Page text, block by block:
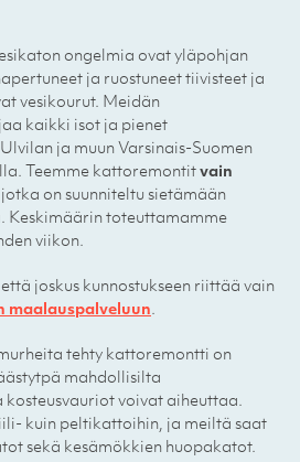
ongelmia ovat yläpohjan
ja ruostuneet tiivisteet ja
vesikourut. Meidän
kaikki isot ja pienet
ja muun Varsinais-Suomen
Teemme kattoremontit vain
jotka on suunniteltu sietämään
Keskimäärin toteuttamamme
viikon.
joskus kunnostukseen riittää vain
maalauspalveluun.
tehty kattoremontti on
mahdollisilta
voivat aiheuttaa.
kuin peltikattoihin, ja meiltä saat
sekä kesämökkien huopakatot.